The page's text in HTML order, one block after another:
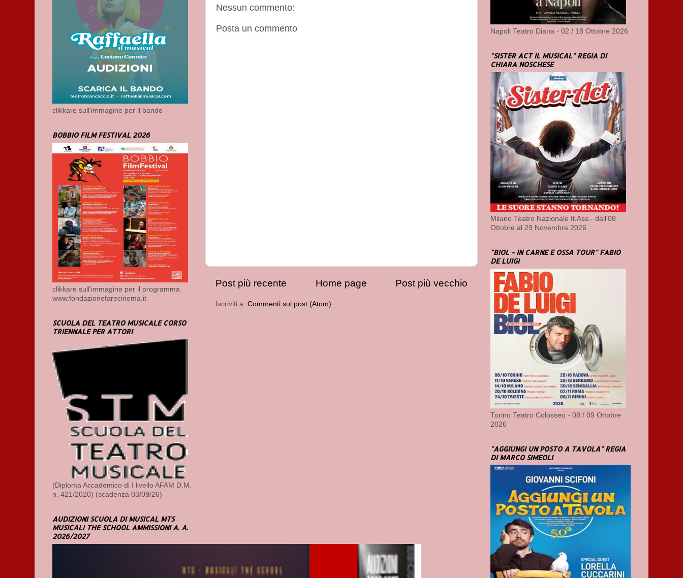
Nessun commento:
Posta un commento
Post più recente Post più vecchio
Home page
Iscriviti a: Commenti sul post (Atom)
clikkare sull'immagine per il bando
BOBBIO FILM FESTIVAL 2026
clikkare sull'immagine per il programma
www.fondazionefarecinema.it
SCUOLA DEL TEATRO MUSICALE CORSO
TRIENNALE PER ATTORI
(Diploma Accademico di I livello AFAM D.M.
n. 421/2020) (scadenza 03/09/26)
AUDIZIONI SCUOLA DI MUSICAL MTS
MUSICAL! THE SCHOOL AMMISSIONI A. A.
2026/2027
Napoli Teatro Diana - 02 / 18 Ottobre 2026
"SISTER ACT IL MUSICAL" REGIA DI
CHIARA NOSCHESE
Milano Teatro Nazionale It.Ass.- dall'08
Ottobre al 29 Novembre 2026
"BIOL - IN CARNE E OSSA TOUR" FABIO
DE LUIGI
Torino Teatro Colosseo - 08 / 09 Ottobre
2026
"AGGIUNGI UN POSTO A TAVOLA" REGIA
DI MARCO SIMEOLI